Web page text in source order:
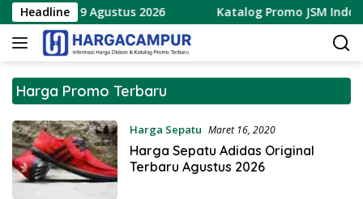
Langsung
ke
konten
Headline
7 – 9 Agustus 2026 Katalog Promo JSM
hargacampur
Harga Promo Terbaru
Harga Sepatu Maret 16, 2020
Harga Sepatu Adidas Original
Terbaru Agustus 2026